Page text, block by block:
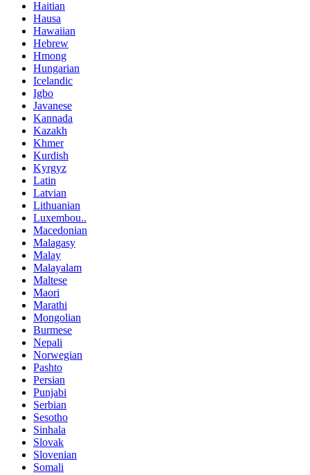
Haitian
Hausa
Hawaiian
Hebrew
Hmong
Hungarian
Icelandic
Igbo
Javanese
Kannada
Kazakh
Khmer
Kurdish
Kyrgyz
Latin
Latvian
Lithuanian
Luxembou..
Macedonian
Malagasy
Malay
Malayalam
Maltese
Maori
Marathi
Mongolian
Burmese
Nepali
Norwegian
Pashto
Persian
Punjabi
Serbian
Sesotho
Sinhala
Slovak
Slovenian
Somali